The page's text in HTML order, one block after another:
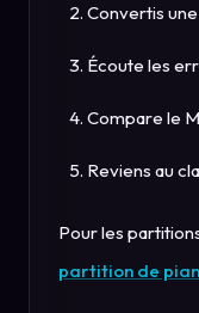
Convertis
Écoute les
Compare le
Reviens au
Pour les
partition de